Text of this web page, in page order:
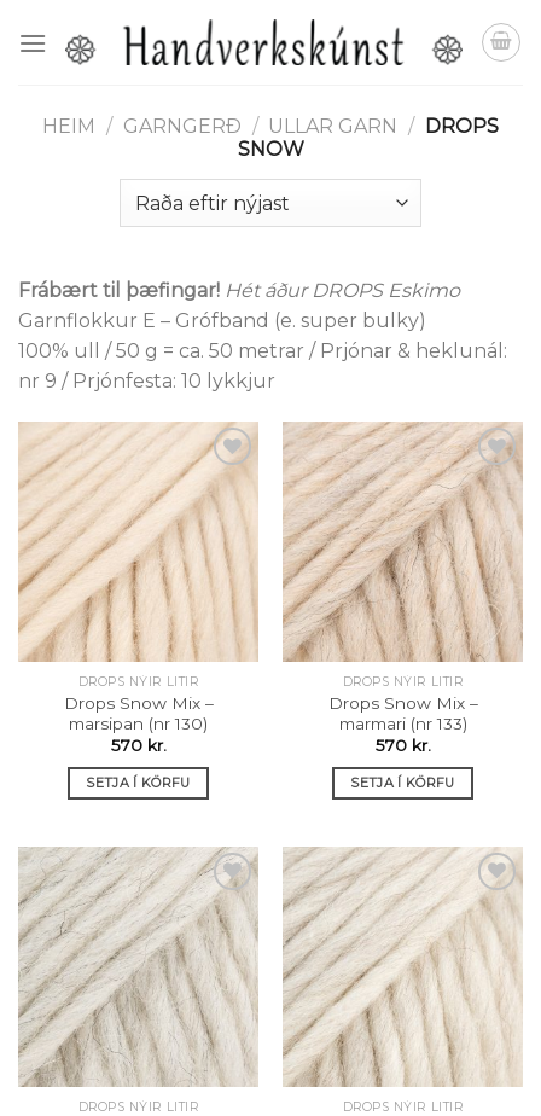
HEIM / GARNGERÐ / ULLAR GARN / DROPS
SNOW
Frábært til þæfingar! Hét áður DROPS Eskimo
Garnflokkur E – Grófband (e. super bulky)
100% ull / 50 g = ca. 50 metrar / Prjónar & heklunál:
nr 9 / Prjónfesta: 10 lykkjur
Setja á
óskalista
DROPS NÝIR LITIR
Drops Snow Mix –
marsipan (nr 130)
570 kr.
SETJA Í KÖRFU
Setja á
óskalista
DROPS NÝIR LITIR
Drops Snow Mix –
marmari (nr 133)
570 kr.
SETJA Í KÖRFU
Setja á
óskalista
DROPS NÝIR LITIR
Setja á
óskalista
DROPS NÝIR LITIR